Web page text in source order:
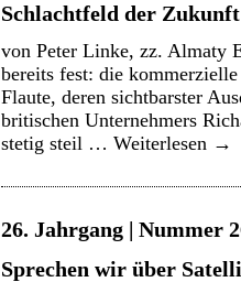
Schlachtfeld der Zukunft
von Peter Linke, zz. Almaty
bereits fest: die
Flaute, deren sichtbarster
britischen Unternehmers
stetig steil … Weiterlesen →
26. Jahrgang | Nummer
Sprechen wir über